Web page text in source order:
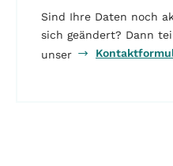
Sind Ihre Daten noch
sich geändert? Dann
unser